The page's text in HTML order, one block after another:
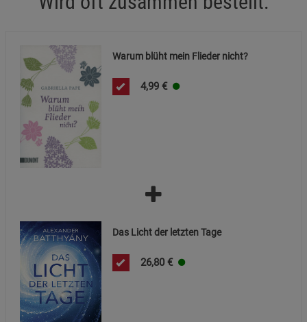
Warum blüht mein Flieder nicht?
4,99 €
Das Licht der letzten Tage
26,80 €
Beschreibung Notwendige Cookies
Cookie-Informationen
Statistik Cookies (1)
Beschreibung Statistik Cookies
Marketing Cookies (3)
Cookie-Informationenanzeigen
Datenschutzerklärung